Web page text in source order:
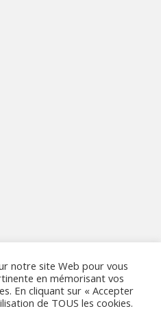
notre site Web pour vous
en mémorisant vos
En cliquant sur « Accepter
de TOUS les cookies.